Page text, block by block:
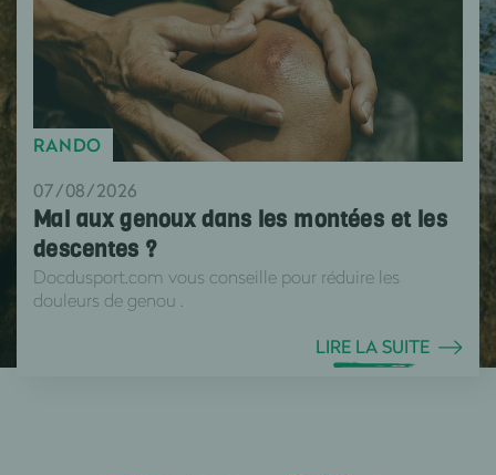
RANDO
07/08/2026
Mal aux genoux dans les montées et les
descentes ?
Docdusport.com vous conseille pour réduire les
douleurs de genou .
LIRE LA SUITE